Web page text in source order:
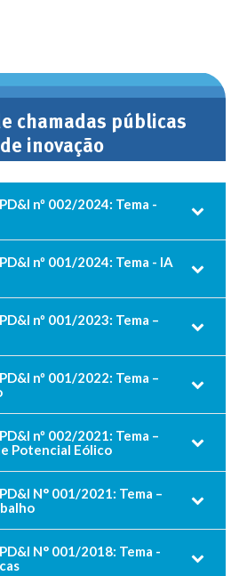
chamadas públicas
inovação
nº 002/2024: Tema -
nº 001/2024: Tema - IA
nº 001/2023: Tema –
nº 001/2022: Tema –
nº 002/2021: Tema –
Potencial Eólico
N° 001/2021: Tema –
N° 001/2018: Tema -